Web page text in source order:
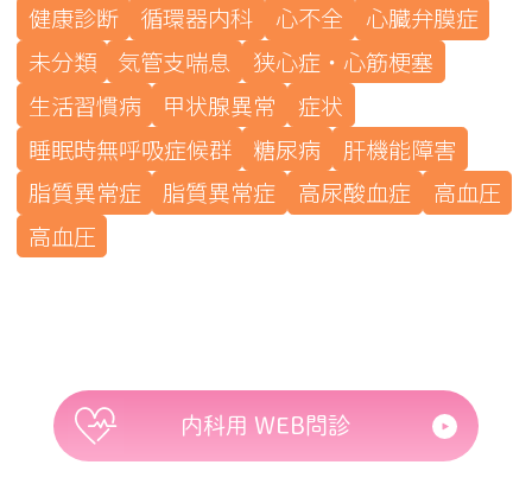
健康診断
循環器内科 心不全
心臓弁膜症
未分類
気管支喘息
狭心症・心筋梗塞
生活習慣病
甲状腺異常
症状
睡眠時無呼吸症候群
糖尿病
肝機能障害
脂質異常症
脂質異常症 高尿酸血症
高血圧
高血圧
内科用 WEB問診